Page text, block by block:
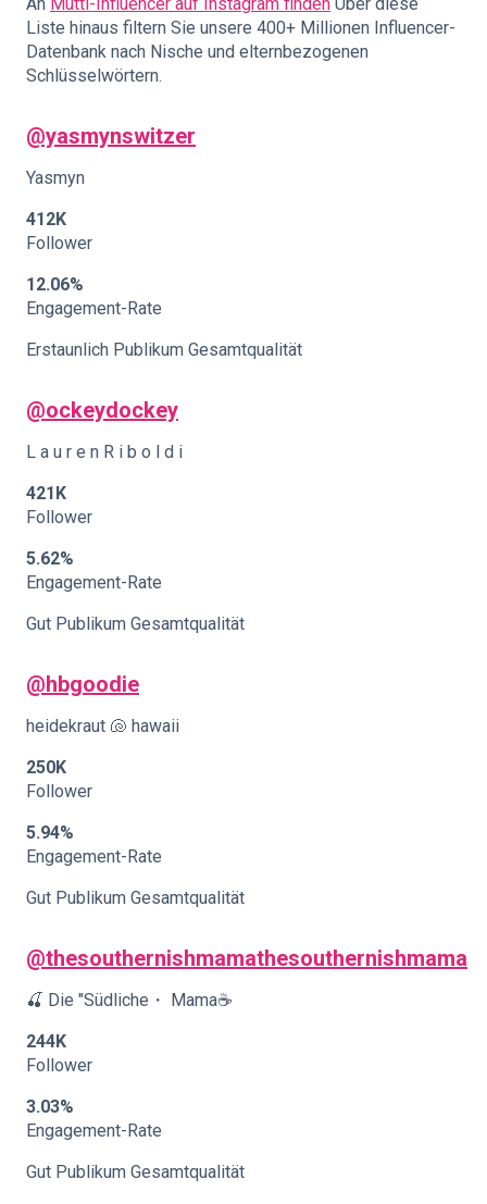
Liste hinaus filtern Sie unsere 400+ Millionen Influencer-
Datenbank nach Nische und elternbezogenen
Schlüsselwörtern.
@yasmynswitzer
Yasmyn
412K
Follower
12.06%
Engagement-Rate
Erstaunlich Publikum Gesamtqualität
@ockeydockey
L a u r e n R i b o l d i
421K
Follower
5.62%
Engagement-Rate
Gut Publikum Gesamtqualität
@hbgoodie
heidekraut 🐚 hawaii
250K
Follower
5.94%
Engagement-Rate
Gut Publikum Gesamtqualität
@thesouthernishmamathesouthernishmama
🍒 Die "Südliche・ Mama☕️
244K
Follower
3.03%
Engagement-Rate
Gut Publikum Gesamtqualität